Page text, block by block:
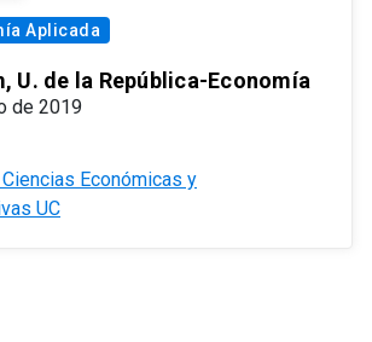
Aplicada
U. de la República-Economía
de 2019
Económicas y
UC